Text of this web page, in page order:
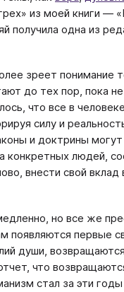
из моей книги —
одна из
зреет понимание
до тех пор, пока
что все в
силу и
и доктрины могут
конкретных людей,
внести свой
но все же
первые
души,
что
стал за эти